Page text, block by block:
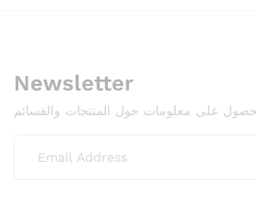
Newsletter
على معلومات حول المنتجات والقسائم